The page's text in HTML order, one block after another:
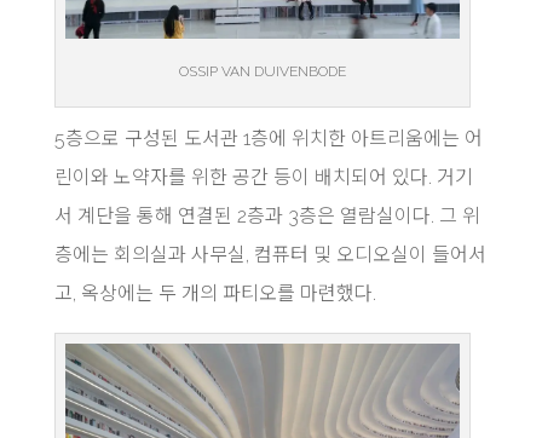
OSSIP VAN DUIVENBODE
5층으로 구성된 도서관 1층에 위치한 아트리움에는 어
린이와 노약자를 위한 공간 등이 배치되어 있다. 거기
서 계단을 통해 연결된 2층과 3층은 열람실이다. 그 위
층에는 회의실과 사무실, 컴퓨터 및 오디오실이 들어서
고, 옥상에는 두 개의 파티오를 마련했다.